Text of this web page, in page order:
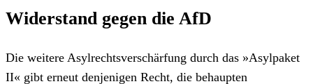
Widerstand gegen die AfD
Die weitere Asylrechtsverschärfung durch das »Asylpaket
II« gibt erneut denjenigen Recht, die behaupten